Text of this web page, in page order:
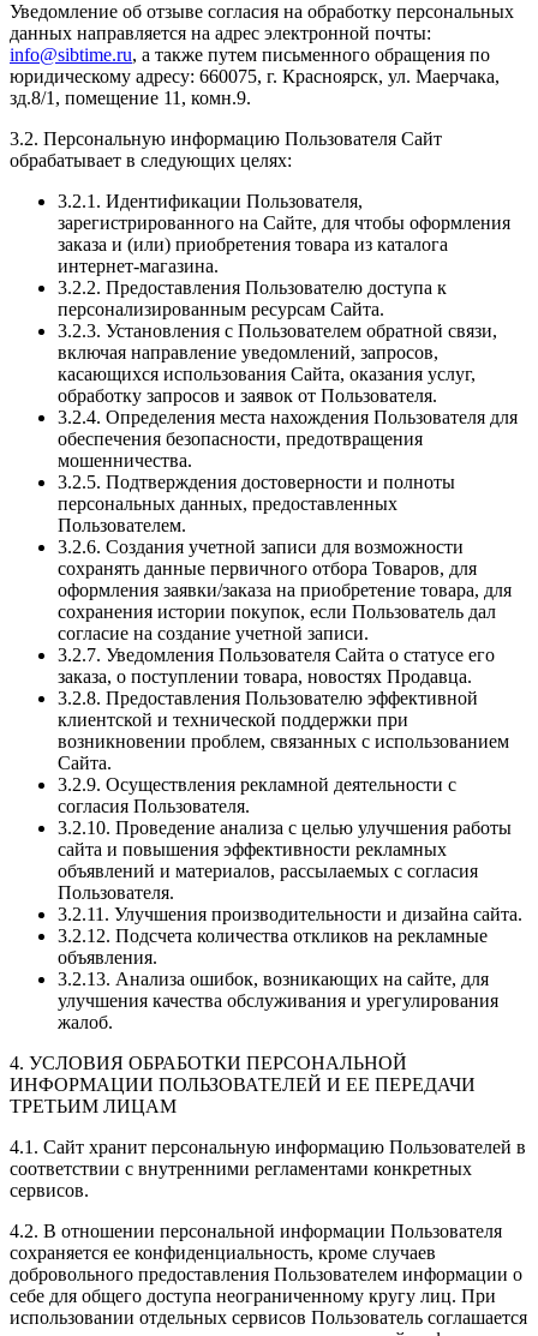
Уведомление об отзыве согласия на обработку персональных
данных направляется на адрес электронной почты:
info@sibtime.ru, а также путем письменного обращения по
юридическому адресу: 660075, г. Красноярск, ул. Маерчака,
зд.8/1, помещение 11, комн.9.
3.2. Персональную информацию Пользователя Сайт
обрабатывает в следующих целях:
3.2.1. Идентификации Пользователя,
зарегистрированного на Сайте, для чтобы оформления
заказа и (или) приобретения товара из каталога
интернет-магазина.
3.2.2. Предоставления Пользователю доступа к
персонализированным ресурсам Сайта.
3.2.3. Установления с Пользователем обратной связи,
включая направление уведомлений, запросов,
касающихся использования Сайта, оказания услуг,
обработку запросов и заявок от Пользователя.
3.2.4. Определения места нахождения Пользователя для
обеспечения безопасности, предотвращения
мошенничества.
3.2.5. Подтверждения достоверности и полноты
персональных данных, предоставленных
Пользователем.
3.2.6. Создания учетной записи для возможности
сохранять данные первичного отбора Товаров, для
оформления заявки/заказа на приобретение товара, для
сохранения истории покупок, если Пользователь дал
согласие на создание учетной записи.
3.2.7. Уведомления Пользователя Сайта о статусе его
заказа, о поступлении товара, новостях Продавца.
3.2.8. Предоставления Пользователю эффективной
клиентской и технической поддержки при
возникновении проблем, связанных с использованием
Сайта.
3.2.9. Осуществления рекламной деятельности с
согласия Пользователя.
3.2.10. Проведение анализа с целью улучшения работы
сайта и повышения эффективности рекламных
объявлений и материалов, рассылаемых с согласия
Пользователя.
3.2.11. Улучшения производительности и дизайна сайта.
3.2.12. Подсчета количества откликов на рекламные
объявления.
3.2.13. Анализа ошибок, возникающих на сайте, для
улучшения качества обслуживания и урегулирования
жалоб.
4. УСЛОВИЯ ОБРАБОТКИ ПЕРСОНАЛЬНОЙ
ИНФОРМАЦИИ ПОЛЬЗОВАТЕЛЕЙ И ЕЕ ПЕРЕДАЧИ
ТРЕТЬИМ ЛИЦАМ
4.1. Сайт хранит персональную информацию Пользователей в
соответствии с внутренними регламентами конкретных
сервисов.
4.2. В отношении персональной информации Пользователя
сохраняется ее конфиденциальность, кроме случаев
добровольного предоставления Пользователем информации о
себе для общего доступа неограниченному кругу лиц. При
использовании отдельных сервисов Пользователь соглашается